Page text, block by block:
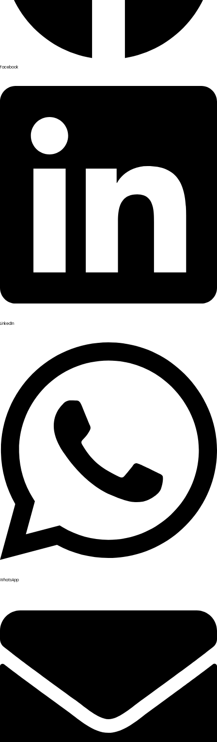
Facebook
LinkedIn
WhatsApp